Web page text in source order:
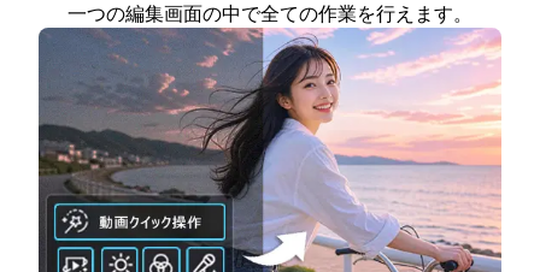
一つの編集画面の中で全ての作業を行えます。